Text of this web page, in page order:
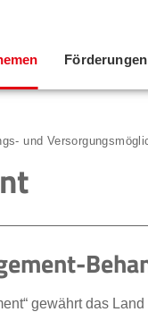
Förderungen
und
gewährt das